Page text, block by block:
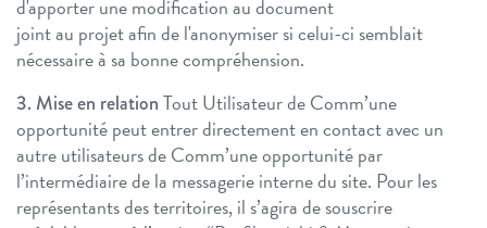
d'apporter une modification au document
joint au projet afin de l'anonymiser si celui-ci semblait
nécessaire à sa bonne compréhension.
3. Mise en relationTout Utilisateur de Comm’une
opportunité peut entrer directement en contact avec un
autre utilisateurs de Comm’une opportunité par
l’intermédiaire de la messagerie interne du site. Pour les
représentants des territoires, il s’agira de souscrire